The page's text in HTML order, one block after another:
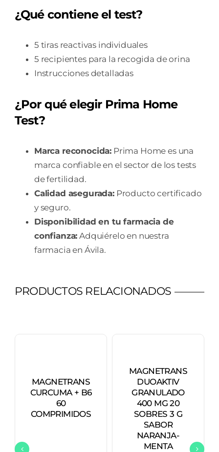
¿Qué contiene el test?
5 tiras reactivas individuales
5 recipientes para la recogida de orina
Instrucciones detalladas
¿Por qué elegir Prima Home
Test?
Marca reconocida: Prima Home es una
marca confiable en el sector de los tests
de fertilidad.
Calidad asegurada:Producto certificado
y seguro.
Disponibilidad en tu farmacia de
confianza: Adquiérelo en nuestra
farmacia en Ávila.
PRODUCTOS RELACIONADOS
MAGNETRANS
CURCUMA + B6
60
COMPRIMIDOS
MAGNETRANS
DUOAKTIV
GRANULADO
400 MG 20
SOBRES 3 G
SABOR
NARANJA-
MENTA